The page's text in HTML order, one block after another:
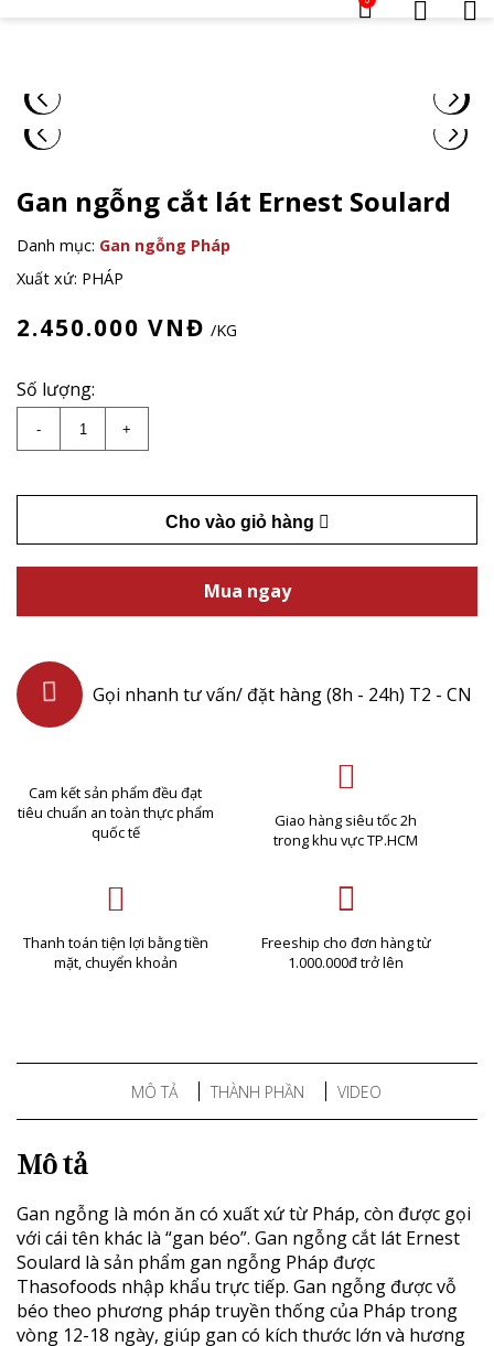
Gan ngỗng cắt lát Ernest Soulard
Danh mục: Gan ngỗng Pháp
Xuất xứ: PHÁP
2.450.000 VNĐ /KG
Số lượng:
- Gan ngỗng cắt lát Ernest Soulard số lượng
+
Cho vào giỏ hàng
Mua ngay
Gọi nhanh tư vấn/ đặt hàng (8h - 24h) T2 - CN
Cam kết sản phẩm đều đạt
tiêu chuẩn an toàn thực phẩm
quốc tế
Giao hàng siêu tốc 2h
trong khu vực TP.HCM
Thanh toán tiện lợi bằng tiền
mặt, chuyển khoản
Freeship cho đơn hàng từ
1.000.000đ trở lên
MÔ TẢ THÀNH PHẦN VIDEO
Mô tả
Gan ngỗng là món ăn có xuất xứ từ Pháp, còn được gọi
với cái tên khác là “gan béo”. Gan ngỗng cắt lát Ernest
Soulard là sản phẩm gan ngỗng Pháp được
Thasofoods nhập khẩu trực tiếp. Gan ngỗng được vỗ
béo theo phương pháp truyền thống của Pháp trong
vòng 12-18 ngày, giúp gan có kích thước lớn và hương